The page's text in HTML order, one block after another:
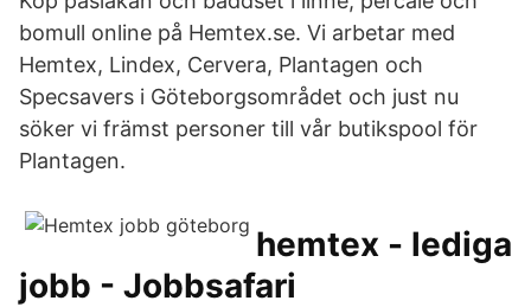
bomull online på Hemtex.se. Vi arbetar med
Hemtex, Lindex, Cervera, Plantagen och
Specsavers i Göteborgsområdet och just nu
söker vi främst personer till vår butikspool för
Plantagen.
hemtex - lediga
jobb - Jobbsafari